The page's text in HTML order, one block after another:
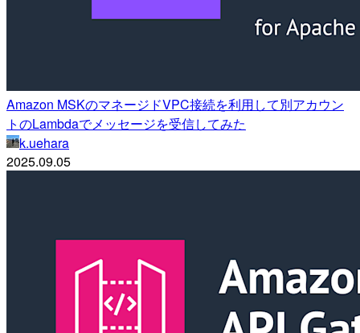
Amazon MSKのマネージドVPC接続を利用して別アカウン
トのLambdaでメッセージを受信してみた
k.uehara
2025.09.05